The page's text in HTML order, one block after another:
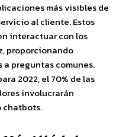
más visibles de
al cliente. Estos
interactuar con los
proporcionando
preguntas comunes.
2022, el 70% de las
involucrarán
chatbots.